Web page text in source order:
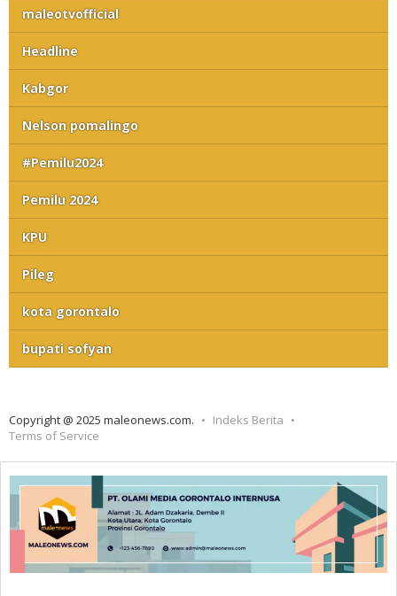
maleotvofficial
Headline
Kabgor
Nelson pomalingo
#Pemilu2024
Pemilu 2024
KPU
Pileg
kota gorontalo
bupati sofyan
Copyright @ 2025 maleonews.com.
Indeks Berita
Terms of Service